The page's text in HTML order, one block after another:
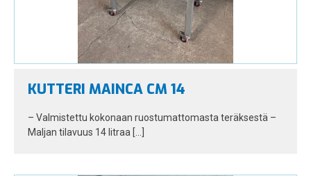
KUTTERI MAINCA CM 14
– Valmistettu kokonaan ruostumattomasta teräksestä –
Maljan tilavuus 14 litraa […]